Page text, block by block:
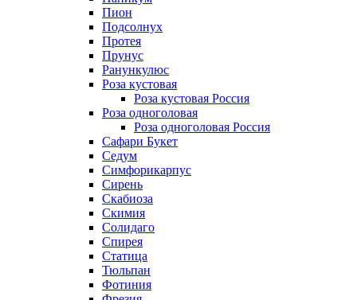
Пион
Подсолнух
Протея
Прунус
Ранункулюс
Роза кустовая
Роза кустовая Россия
Роза одноголовая
Роза одноголовая Россия
Сафари Букет
Седум
Симфорикарпус
Сирень
Скабиоза
Скимия
Солидаго
Спирея
Статица
Тюльпан
Фотиния